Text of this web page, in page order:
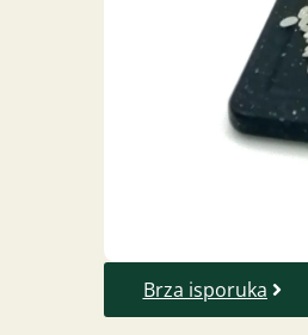
Brza isporuka